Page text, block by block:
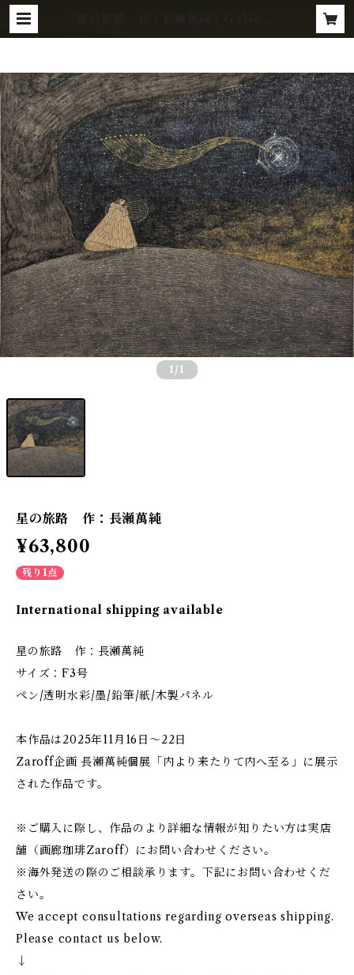
1 /1
星の旅路 作：長瀬萬純
¥63,800
残り1点
International shipping available
星の旅路 作：長瀬萬純
サイズ：F3号
ペン/透明水彩/墨/鉛筆/紙/木製パネル
本作品は2025年11月16日～22日
Zaroff企画 長瀬萬純個展「内より来たりて内へ至る」に展示
された作品です。
※ご購入に際し、作品のより詳細な情報が知りたい方は実店
舗（画廊珈琲Zaroff）にお問い合わせください。
※海外発送の際のご相談承ります。下記にお問い合わせくだ
さい。
We accept consultations regarding overseas shipping.
Please contact us below.
↓